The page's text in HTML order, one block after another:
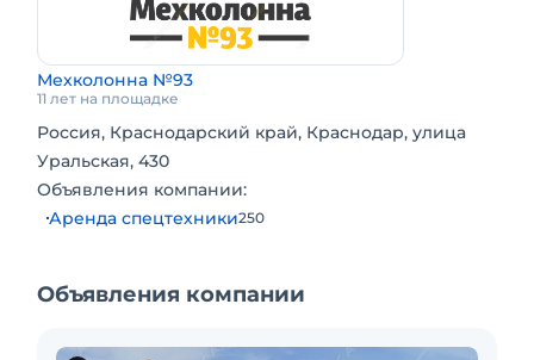
Мехколонна №93
11 лет на площадке
Россия, Краснодарский край, Краснодар, улица
Уральская, 430
Объявления компании:
Аренда спецтехники250
Объявления компании